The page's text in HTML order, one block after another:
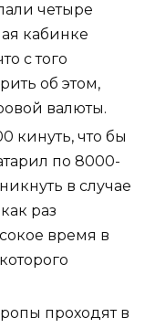
четыре
кабинке
с того
об этом,
валюты.
кинуть, что бы
по 8000-
в случае
раз
время в
проходят в